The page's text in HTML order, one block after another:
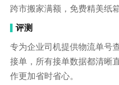
跨市搬家满额，免费精美纸
评测
专为企业司机提供物流单号
接单，所有接单数据都清晰
作更加省时省心。